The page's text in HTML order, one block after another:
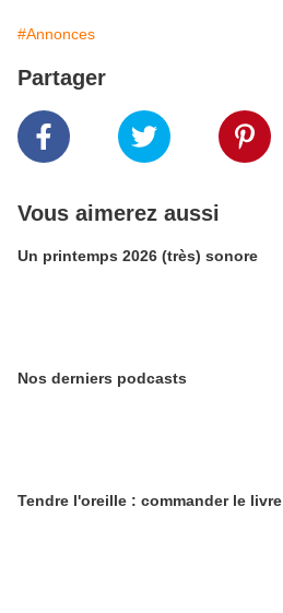
#Annonces
Partager
Vous aimerez aussi
Un printemps 2026 (très) sonore
Nos derniers podcasts
Tendre l'oreille : commander le livre